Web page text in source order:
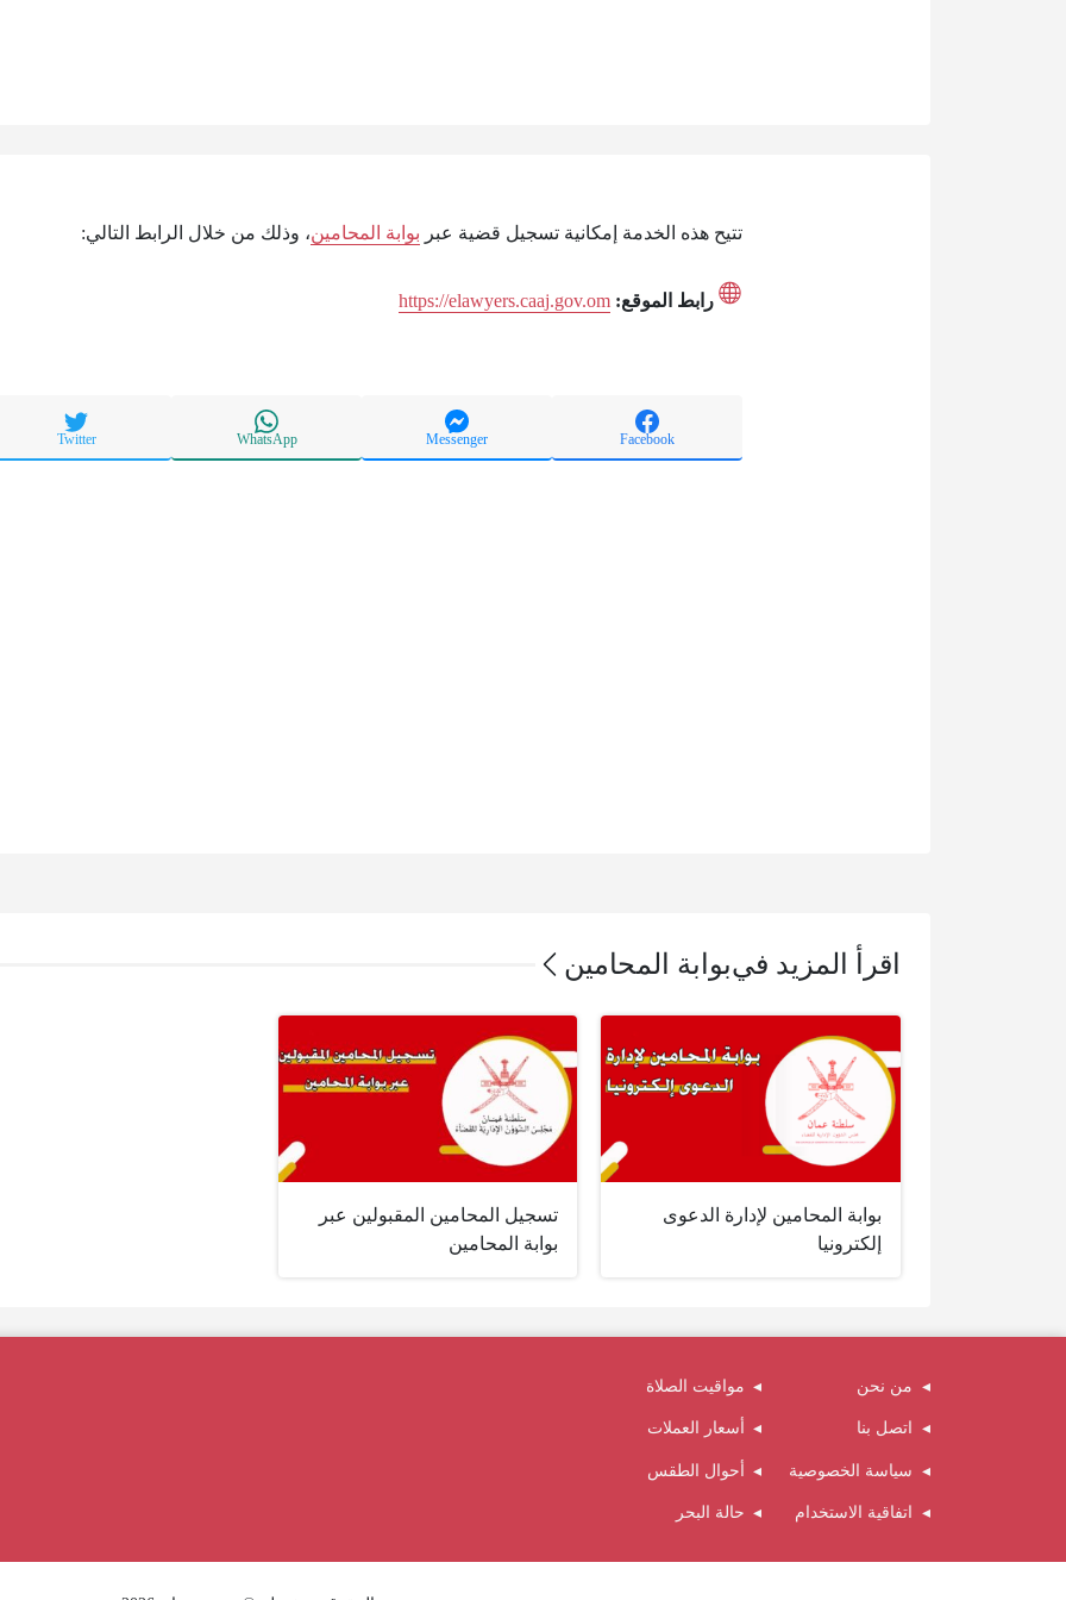
تتيح هذه الخدمة إمكانية تسجيل قضية عبر بوابة المحامين، وذلك من خلال الرابط التالي:
رابط الموقع: https://elawyers.caaj.gov.om
Facebook
Messenger
WhatsApp
Twitter
اقرأ المزيد فيبوابة المحامين
بوابة المحامين لإدارة الدعوى
إلكترونيا
تسجيل المحامين المقبولين عبر
بوابة المحامين
من نحن
اتصل بنا
سياسة الخصوصية
اتفاقية الاستخدام
مواقيت الصلاة
أسعار العملات
أحوال الطقس
حالة البحر